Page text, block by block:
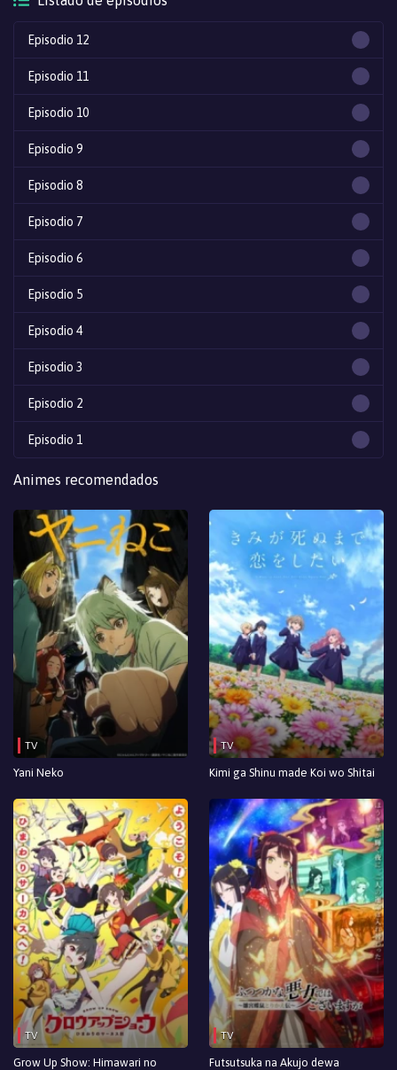
Episodio 12
Episodio 11
Episodio 10
Episodio 9
Episodio 8
Episodio 7
Episodio 6
Episodio 5
Episodio 4
Episodio 3
Episodio 2
Episodio 1
Animes recomendados
TV
Yani Neko
TV
Kimi ga Shinu made Koi wo Shitai
TV
Grow Up Show: Himawari no
TV
Futsutsuka na Akujo dewa